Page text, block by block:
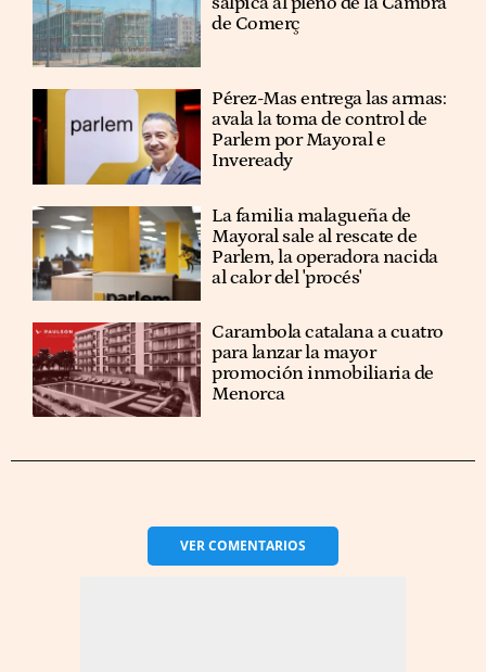
de Comerç
Pérez-Mas entrega las armas:
avala la toma de control de
Parlem por Mayoral e
Inveready
La familia malagueña de
Mayoral sale al rescate de
Parlem, la operadora nacida
al calor del 'procés'
Carambola catalana a cuatro
para lanzar la mayor
promoción inmobiliaria de
Menorca
VERCOMENTARIOS